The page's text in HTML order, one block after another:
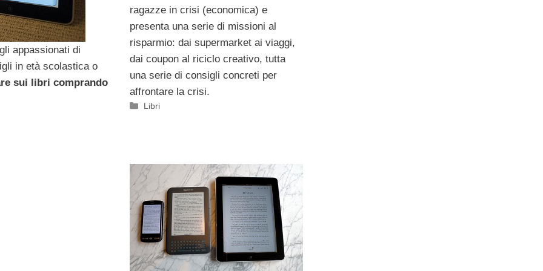
appassionati di
in età scolastica o
sui libri comprando
ragazze in crisi (economica) e
presenta una serie di missioni al
risparmio: dai supermarket ai viaggi,
dai coupon al riciclo creativo, tutta
una serie di consigli concreti per
affrontare la crisi.
Categorie
Libri